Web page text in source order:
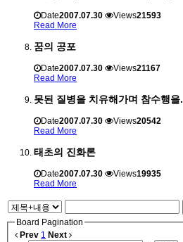
Date2007.07.30 Views21593
Read More
꿈의 공포
Date2007.07.30 Views21167
Read More
못된 질병을 치유해가며 참수행을
Date2007.07.30 Views20542
Read More
태초의 진화론
Date2007.07.30 Views19935
Read More
Board Pagination
Prev 1 Next